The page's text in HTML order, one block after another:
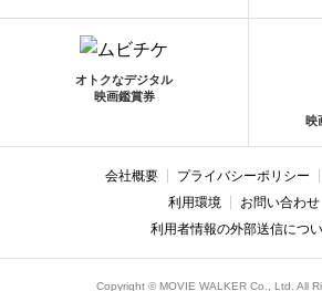
オトクなデジタル
映画鑑賞券
映
会社概要 プライバシーポリシー
利用環境
お問い合わせ
利用者情報の外部送信につ
Copyright © MOVIE WALKER Co., Ltd. All